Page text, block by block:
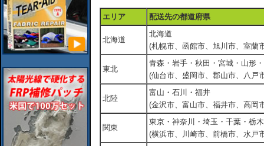
エリア 配送先の都道府県
北海道
北海道
(札幌市、函館市、旭川市、室蘭
東北
青森・岩手・秋田・宮城・山形
(仙台市、盛岡市、郡山市、八戸
北陸
富山・石川・福井
(金沢市、富山市、福井市、高岡
関東
東京・神奈川・埼玉・千葉・栃
(横浜市、川崎市、前橋市、水戸